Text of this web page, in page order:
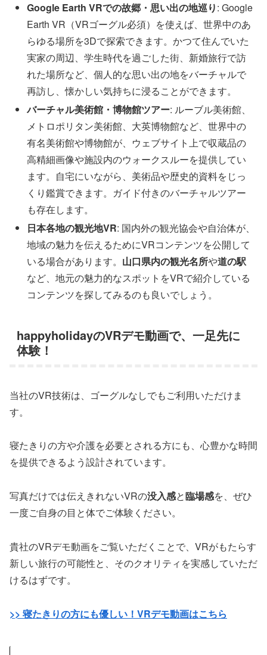
Google Earth VRでの故郷・思い出の地巡り: Google
Earth VR（VRゴーグル必須）を使えば、世界中のあ
らゆる場所を3Dで探索できます。かつて住んでいた
実家の周辺、学生時代を過ごした街、新婚旅行で訪
れた場所など、個人的な思い出の地をバーチャルで
再訪し、懐かしい気持ちに浸ることができます。
バーチャル美術館・博物館ツアー: ルーブル美術館、
メトロポリタン美術館、大英博物館など、世界中の
有名美術館や博物館が、ウェブサイト上で収蔵品の
高精細画像や施設内のウォークスルーを提供してい
ます。自宅にいながら、美術品や歴史的資料をじっ
くり鑑賞できます。ガイド付きのバーチャルツアー
も存在します。
日本各地の観光地VR: 国内外の観光協会や自治体が、
地域の魅力を伝えるためにVRコンテンツを公開して
いる場合があります。 山口県内の観光名所や道の駅
など、地元の魅力的なスポットをVRで紹介している
コンテンツを探してみるのも良いでしょう。
happyholidayのVRデモ動画で、一足先に
体験！
当社のVR技術は、ゴーグルなしでもご利用いただけま
す。
寝たきりの方や介護を必要とされる方にも、心豊かな時間
を提供できるよう設計されています。
写真だけでは伝えきれないVRの没入感と臨場感を、ぜひ
一度ご自身の目と体でご体験ください。
貴社のVRデモ動画をご覧いただくことで、VRがもたらす
新しい旅行の可能性と、そのクオリティを実感していただ
けるはずです。
>> 寝たきりの方にも優しい！VRデモ動画はこちら